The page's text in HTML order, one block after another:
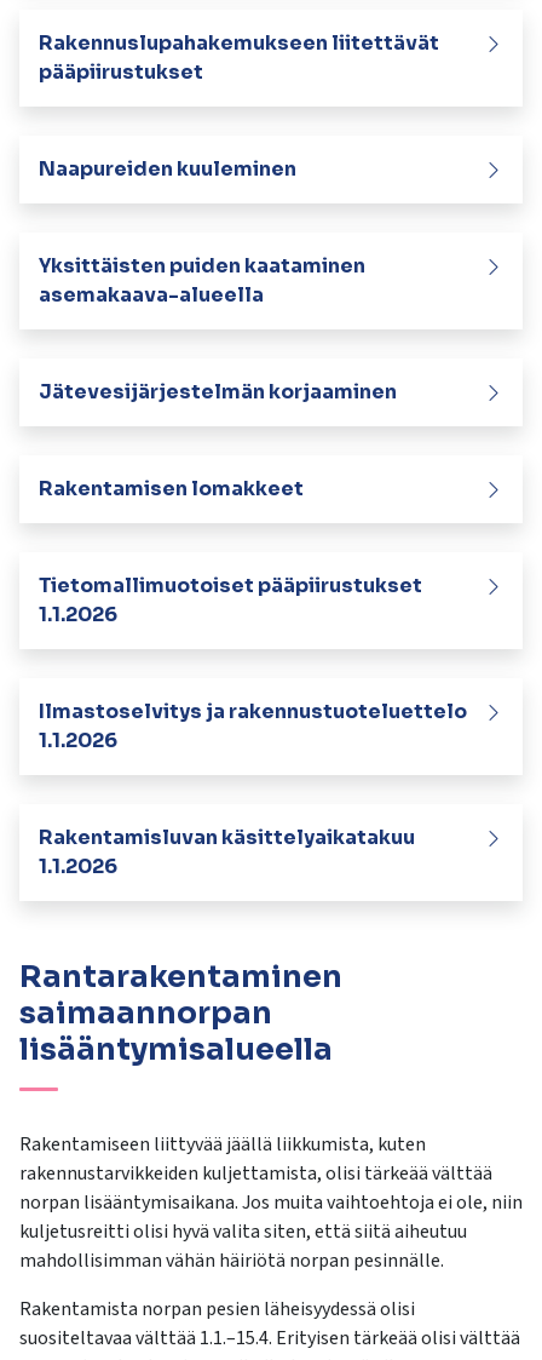
pyyhkäisyliikkeitä.
Rakennuslupahakemukseen liitettävät
pääpiirustukset
Naapureiden kuuleminen
Yksittäisten puiden kaataminen
asemakaava-alueella
Jätevesijärjestelmän korjaaminen
Rakentamisen lomakkeet
Tietomallimuotoiset pääpiirustukset
1.1.2026
Ilmastoselvitys ja rakennustuoteluettelo
1.1.2026
Rakentamisluvan käsittelyaikatakuu
1.1.2026
Rantarakentaminen
saimaannorpan
lisääntymisalueella
Rakentamiseen liittyvää jäällä liikkumista, kuten
rakennustarvikkeiden kuljettamista, olisi tärkeää välttää
norpan lisääntymisaikana. Jos muita vaihtoehtoja ei ole, niin
kuljetusreitti olisi hyvä valita siten, että siitä aiheutuu
mahdollisimman vähän häiriötä norpan pesinnälle.
Rakentamista norpan pesien läheisyydessä olisi
suositeltavaa välttää 1.1.–15.4. Erityisen tärkeää olisi välttää